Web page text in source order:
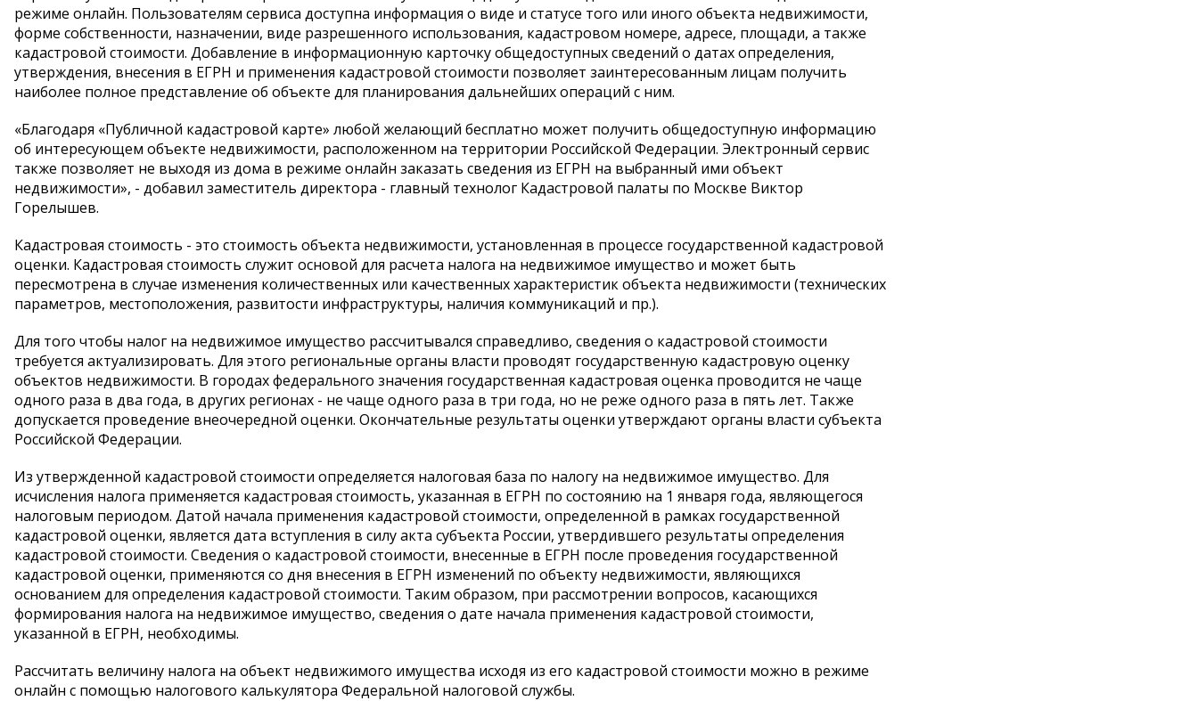
режиме онлайн. Пользователям сервиса доступна информация о виде и статусе того или иного объекта недвижимости,
форме собственности, назначении, виде разрешенного использования, кадастровом номере, адресе, площади, а также
кадастровой стоимости. Добавление в информационную карточку общедоступных сведений о датах определения,
утверждения, внесения в ЕГРН и применения кадастровой стоимости позволяет заинтересованным лицам получить
наиболее полное представление об объекте для планирования дальнейших операций с ним.
«Благодаря «Публичной кадастровой карте» любой желающий бесплатно может получить общедоступную информацию
об интересующем объекте недвижимости, расположенном на территории Российской Федерации. Электронный сервис
также позволяет не выходя из дома в режиме онлайн заказать сведения из ЕГРН на выбранный ими объект
недвижимости», - добавил заместитель директора - главный технолог Кадастровой палаты по Москве Виктор
Горелышев.
Кадастровая стоимость - это стоимость объекта недвижимости, установленная в процессе государственной кадастровой
оценки. Кадастровая стоимость служит основой для расчета налога на недвижимое имущество и может быть
пересмотрена в случае изменения количественных или качественных характеристик объекта недвижимости (технических
параметров, местоположения, развитости инфраструктуры, наличия коммуникаций и пр.).
Для того чтобы налог на недвижимое имущество рассчитывался справедливо, сведения о кадастровой стоимости
требуется актуализировать. Для этого региональные органы власти проводят государственную кадастровую оценку
объектов недвижимости. В городах федерального значения государственная кадастровая оценка проводится не чаще
одного раза в два года, в других регионах - не чаще одного раза в три года, но не реже одного раза в пять лет. Также
допускается проведение внеочередной оценки. Окончательные результаты оценки утверждают органы власти субъекта
Российской Федерации.
Из утвержденной кадастровой стоимости определяется налоговая база по налогу на недвижимое имущество. Для
исчисления налога применяется кадастровая стоимость, указанная в ЕГРН по состоянию на 1 января года, являющегося
налоговым периодом. Датой начала применения кадастровой стоимости, определенной в рамках государственной
кадастровой оценки, является дата вступления в силу акта субъекта России, утвердившего результаты определения
кадастровой стоимости. Сведения о кадастровой стоимости, внесенные в ЕГРН после проведения государственной
кадастровой оценки, применяются со дня внесения в ЕГРН изменений по объекту недвижимости, являющихся
основанием для определения кадастровой стоимости. Таким образом, при рассмотрении вопросов, касающихся
формирования налога на недвижимое имущество, сведения о дате начала применения кадастровой стоимости,
указанной в ЕГРН, необходимы.
Рассчитать величину налога на объект недвижимого имущества исходя из его кадастровой стоимости можно в режиме
онлайн с помощью налогового калькулятора Федеральной налоговой службы.